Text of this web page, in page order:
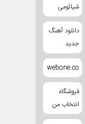
شیائومی
دانلود آهنگ
جدید
webone.co
فروشگاه
انتخاب من